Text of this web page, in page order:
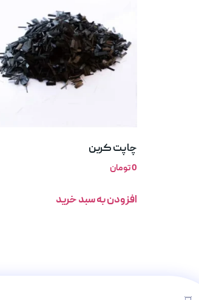
چاپت کربن
0تومان
افزودن به سبد خرید